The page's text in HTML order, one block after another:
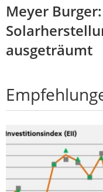
Meyer
ausgeträumt